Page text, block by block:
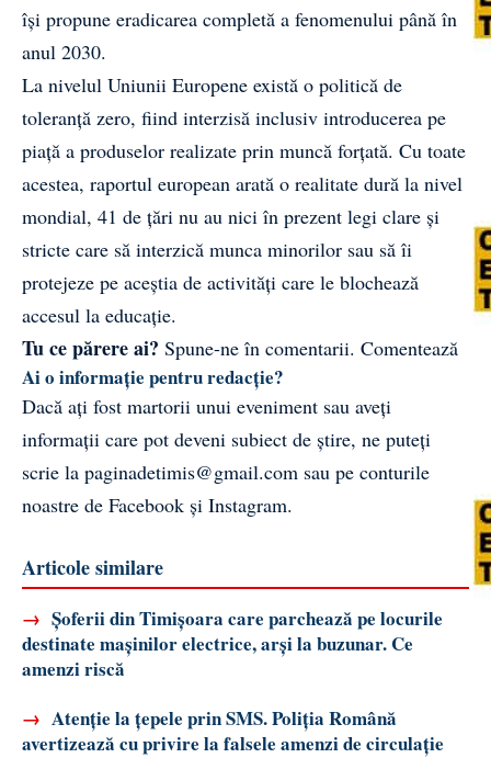
își propune eradicarea completă a fenomenului până în
anul 2030.
La nivelul Uniunii Europene există o politică de
toleranță zero, fiind interzisă inclusiv introducerea pe
piață a produselor realizate prin muncă forțată. Cu toate
acestea, raportul european arată o realitate dură la nivel
mondial, 41 de țări nu au nici în prezent legi clare și
stricte care să interzică munca minorilor sau să îi
protejeze pe aceștia de activități care le blochează
accesul la educație.
Tu ce părere ai? Spune-ne în comentarii. Comentează
Ai o informație pentru redacție?
Dacă ați fost martorii unui eveniment sau aveți
informații care pot deveni subiect de știre, ne puteți
scrie la paginadetimis@gmail.com sau pe conturile
noastre de Facebook și Instagram.
Articole similare
→ Șoferii din Timișoara care parchează pe locurile
destinate mașinilor electrice, arși la buzunar. Ce
amenzi riscă
→ Atenție la țepele prin SMS. Poliția Română
avertizează cu privire la falsele amenzi de circulație